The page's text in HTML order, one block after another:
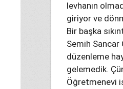
levhanın
giriyor ve
Bir başka
Semih
düzenleme
gelemedik.
Öğretmenevi